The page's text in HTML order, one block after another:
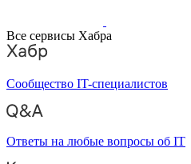
Все сервисы Хабра
Сообщество IT-специалистов
Ответы на любые вопросы об IT